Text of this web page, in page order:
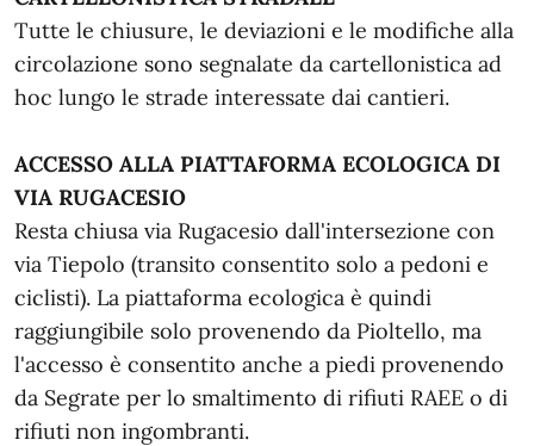
Tutte le chiusure, le deviazioni e le modifiche alla
circolazione sono segnalate da cartellonistica ad
hoc lungo le strade interessate dai cantieri.
ACCESSO ALLA PIATTAFORMA ECOLOGICA DI
VIA RUGACESIO
Resta chiusa via Rugacesio dall'intersezione con
via Tiepolo (transito consentito solo a pedoni e
ciclisti). La piattaforma ecologica è quindi
raggiungibile solo provenendo da Pioltello, ma
l'accesso è consentito anche a piedi provenendo
da Segrate per lo smaltimento di rifiuti RAEE o di
rifiuti non ingombranti.